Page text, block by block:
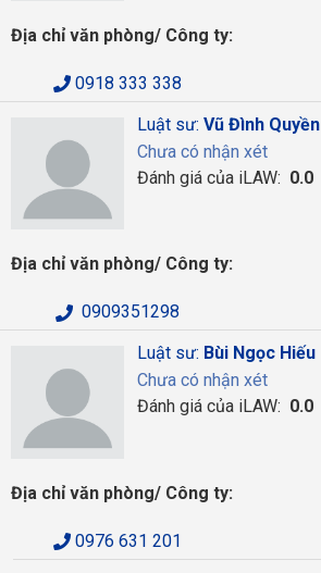
Địa chỉ văn phòng/ Công ty:
0918 333 338
Luật sư: Vũ Đình Quyền
Chưa có nhận xét
Đánh giá của iLAW: 0.0
Địa chỉ văn phòng/ Công ty:
0909351298
Luật sư: Bùi Ngọc Hiếu
Chưa có nhận xét
Đánh giá của iLAW: 0.0
Địa chỉ văn phòng/ Công ty:
0976 631 201